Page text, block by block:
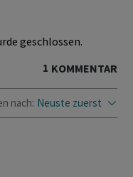
geschlossen.
1 KOMMENTAR
nach: Neuste zuerst